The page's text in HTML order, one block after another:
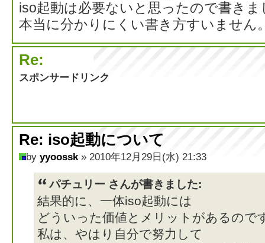
iso起動は必要ないと思ったので書きま
本当に分かりにくい書き方すいません
Re:
スポンサードリンク
Re: iso起動について
by yyoossk» 2010年12月29日(水) 21:33
パチュリー さんが書きました:
結果的に、一体iso起動には
どういった価値とメリットがあるので
私は、やはり自分で努力して